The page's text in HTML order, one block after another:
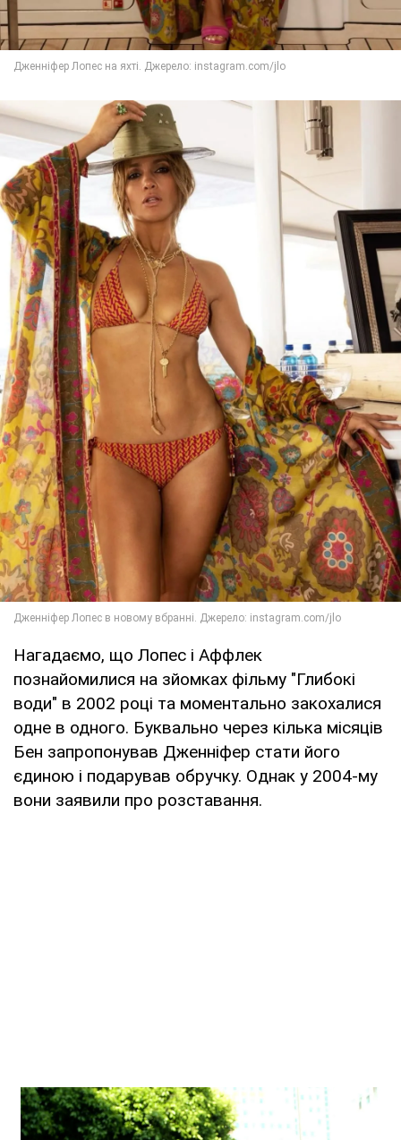
Нагадаємо, що Лопес і Аффлек
познайомилися на зйомках фільму "Глибокі
води" в 2002 році та моментально закохалися
одне в одного. Буквально через кілька місяців
Бен запропонував Дженніфер стати його
єдиною і подарував обручку. Однак у 2004-му
вони заявили про розставання.